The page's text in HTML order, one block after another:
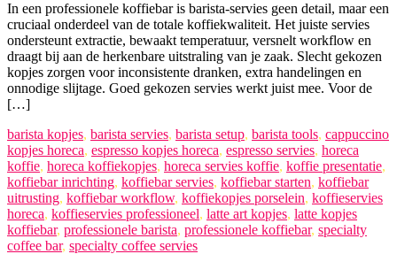
In een professionele koffiebar is barista-servies geen detail, maar een
cruciaal onderdeel van de totale koffiekwaliteit. Het juiste servies
ondersteunt extractie, bewaakt temperatuur, versnelt workflow en
draagt bij aan de herkenbare uitstraling van je zaak. Slecht gekozen
kopjes zorgen voor inconsistente dranken, extra handelingen en
onnodige slijtage. Goed gekozen servies werkt juist mee. Voor de
[…]
barista kopjes, barista servies, barista setup, barista tools, cappuccino
kopjes horeca, espresso kopjes horeca, espresso servies, horeca
koffie, horeca koffiekopjes, horeca servies koffie, koffie presentatie,
koffiebar inrichting, koffiebar servies, koffiebar starten, koffiebar
uitrusting, koffiebar workflow, koffiekopjes porselein, koffieservies
horeca, koffieservies professioneel, latte art kopjes, latte kopjes
koffiebar, professionele barista, professionele koffiebar, specialty
coffee bar, specialty coffee servies